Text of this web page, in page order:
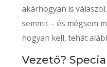
akárhogyan is
semmit – és mégsem
hogyan kell, tehát
Vezető?